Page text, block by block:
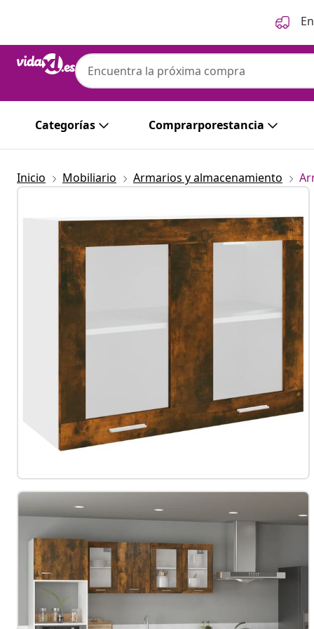
Categorías Comprarporestancia
Inicio Mobiliario Armarios y almacenamiento